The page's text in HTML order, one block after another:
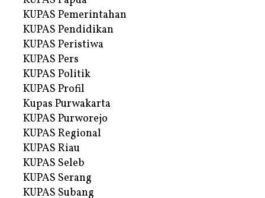
KUPAS Pemerintahan
KUPAS Pendidikan
KUPAS Peristiwa
KUPAS Pers
KUPAS Politik
KUPAS Profil
Kupas Purwakarta
KUPAS Purworejo
KUPAS Regional
KUPAS Riau
KUPAS Seleb
KUPAS Serang
KUPAS Subang